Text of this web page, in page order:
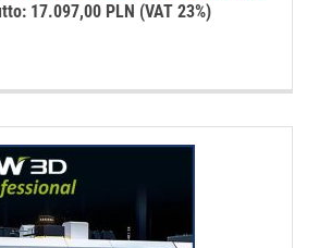
cena
17.097,00 PLN (VAT 23%)